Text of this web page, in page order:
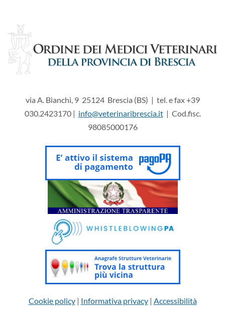
via A. Bianchi, 9 25124 Brescia (BS) | tel. e fax +39
030.2423170 | info@veterinaribrescia.it| Cod.fisc.
98085000176
Cookie policy| Informativa privacy| Accessibilità